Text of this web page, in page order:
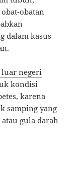
obatan
dalam kasus
negeri
kondisi
karena
samping yang
gula darah